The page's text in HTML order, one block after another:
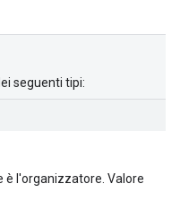
seguenti tipi:
è l'organizzatore. Valore